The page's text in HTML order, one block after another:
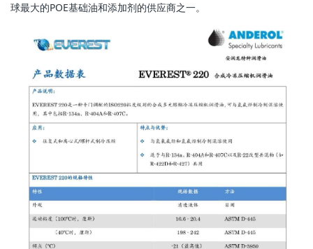
球最大的POE基础油和添加剂的供应商之一。